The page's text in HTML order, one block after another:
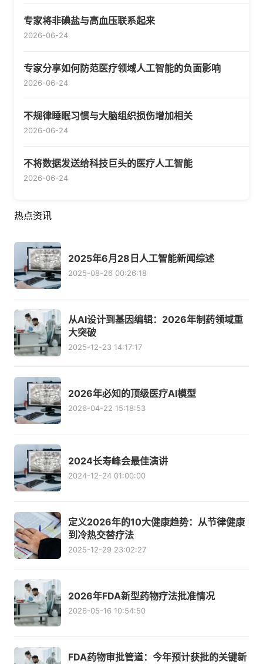
专家将非碘盐与高血压联系起来
2026-06-24
专家分享如何防范医疗领域人工智能的负面影响
2026-06-24
不规律睡眠习惯与大脑组织损伤增加相关
2026-06-24
不将数据发送给科技巨头的医疗人工智能
2026-06-24
热点资讯
2025年6月28日人工智能新闻综述
2025-08-26 00:26:18
从AI设计到基因编辑：2026年制药领域重
大突破
2025-12-23 14:17:17
2026年必知的顶级医疗AI模型
2026-04-22 15:18:53
2024长寿峰会最佳演讲
2024-12-24 01:00:00
定义2026年的10大健康趋势：从节律健康
到冷热交替疗法
2025-12-29 23:02:27
2026年FDA新型药物疗法批准情况
2026-05-16 10:54:50
FDA药物审批管道：今年预计获批的关键新